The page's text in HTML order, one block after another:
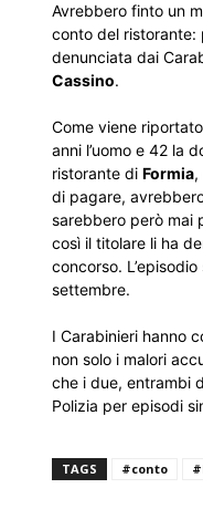
Avrebbero finto un
conto del ristorante:
denunciata dai
Cassino.
Come viene
anni l’uomo e 42 la
ristorante di Formia,
di pagare,
sarebbero però mai
così il titolare li ha
concorso.
settembre.
I Carabinieri hanno
non solo i malori
che i due, entrambi
Polizia per episodi
TAGS #conto